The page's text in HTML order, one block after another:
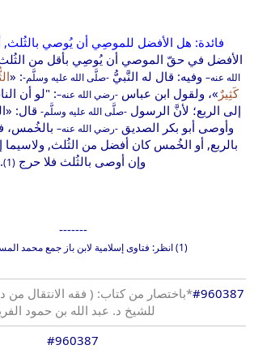
فائدة: هل الأفضل للموصِي أن يُوصي
الأفضل في حقّ الموصي أن يُوصِي بأقل من
الله عنه– وفيه: قال له النَّبيُّ-صلَّى الله عليه وسلَّم-: «
كَثِيرٌ»، ولقول ابن عباس -رضي الله عنه–: "لو أن
إلى الربع؛ لأنَّ الرسول -صلَّى الله عليه وسلَّم- قال:
وأوصى أبو بكر الصديق -رضي الله عنه– بالخُمس،
بالربع, أو الخُمس كان أفضل من الثُلث, ولاسيما
وإن أوصى بالثُلث فلا حرج (1)
.
-------
(1) انظر: فتاوى إسلامية لابن باز جمع محمد المسند (3/35).
#960387*باختصار من كتاب: ( فقه الانتقال من
للشيخ د. عبد الله بن حمود
#960387